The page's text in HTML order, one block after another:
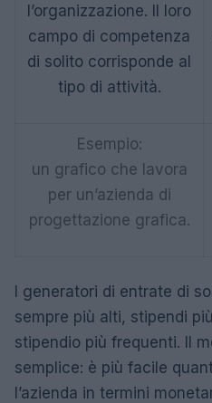
l’organizzazione. Il loro
campo di competenza
di solito corrisponde al
tipo di attività.
Esempio:
un grafico che lavora
per un’azienda di
progettazione grafica.
I generatori di entrate di
sempre più alti, stipendi
stipendio più frequenti. Il
semplice: è più facile
l’azienda in termini